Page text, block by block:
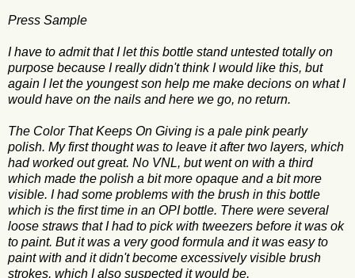
Press Sample
I have to admit that I let this bottle stand untested totally on
purpose because I really didn't think I would like this, but
again I let the youngest son help me make decions on what I
would have on the nails and here we go, no return.
The Color That Keeps On Giving is a pale pink pearly
polish. My first thought was to leave it after two layers, which
had worked out great. No VNL, but went on with a third
which made the polish a bit more opaque and a bit more
visible. I had some problems with the brush in this bottle
which is the first time in an OPI bottle. There were several
loose straws that I had to pick with tweezers before it was ok
to paint. But it was a very good formula and it was easy to
paint with and it didn't become excessively visible brush
strokes, which I also suspected it would be.